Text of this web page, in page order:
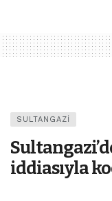
SULTANGAZI
iddiasıyla